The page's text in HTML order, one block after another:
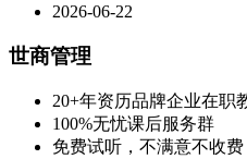
2026-06-22
世商管理
20+年资历品牌企业在职
100%无忧课后服务群
免费试听，不满意不收费